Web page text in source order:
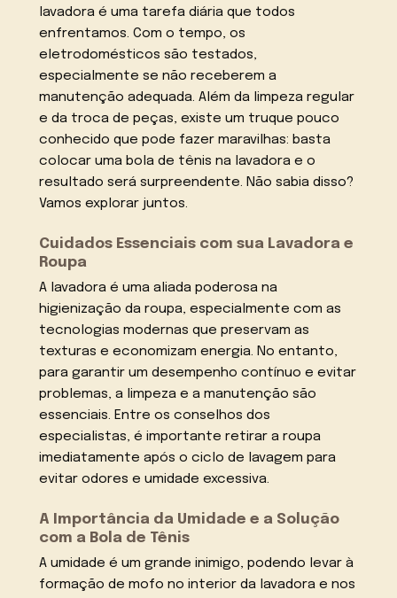
lavadora é uma tarefa diária que todos
enfrentamos. Com o tempo, os
eletrodomésticos são testados,
especialmente se não receberem a
manutenção adequada. Além da limpeza regular
e da troca de peças, existe um truque pouco
conhecido que pode fazer maravilhas: basta
colocar uma bola de tênis na lavadora e o
resultado será surpreendente. Não sabia disso?
Vamos explorar juntos.
Cuidados Essenciais com sua Lavadora e
Roupa
A lavadora é uma aliada poderosa na
higienização da roupa, especialmente com as
tecnologias modernas que preservam as
texturas e economizam energia. No entanto,
para garantir um desempenho contínuo e evitar
problemas, a limpeza e a manutenção são
essenciais. Entre os conselhos dos
especialistas, é importante retirar a roupa
imediatamente após o ciclo de lavagem para
evitar odores e umidade excessiva.
A Importância da Umidade e a Solução
com a Bola de Tênis
A umidade é um grande inimigo, podendo levar à
formação de mofo no interior da lavadora e nos